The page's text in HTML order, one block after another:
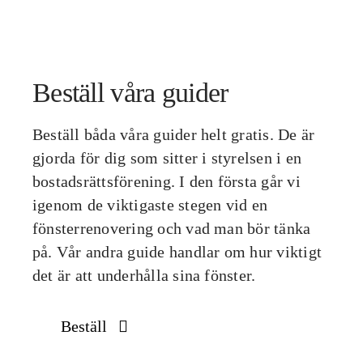
Beställ våra guider
Beställ båda våra guider helt gratis. De är
gjorda för dig som sitter i styrelsen i en
bostadsrättsförening. I den första går vi
igenom de viktigaste stegen vid en
fönsterrenovering och vad man bör tänka
på. Vår andra guide handlar om hur viktigt
det är att underhålla sina fönster.
Beställ